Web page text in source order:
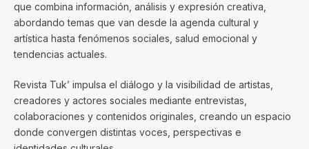
que combina información, análisis y expresión creativa,
abordando temas que van desde la agenda cultural y
artística hasta fenómenos sociales, salud emocional y
tendencias actuales.
Revista Tuk’ impulsa el diálogo y la visibilidad de artistas,
creadores y actores sociales mediante entrevistas,
colaboraciones y contenidos originales, creando un espacio
donde convergen distintas voces, perspectivas e